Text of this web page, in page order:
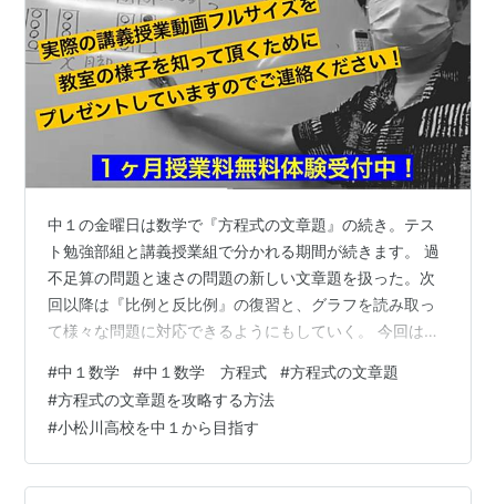
中１の金曜日は数学で『方程式の文章題』の続き。テス
ト勉強部組と講義授業組で分かれる期間が続きます。 過
不足算の問題と速さの問題の新しい文章題を扱った。次
回以降は『比例と反比例』の復習と、グラフを読み取っ
て様々な問題に対応できるようにもしていく。 今回は
テスト。方程式の文章題は本当に大変な単元。目の前の
文章題を見てどの方向に進めば良いのかが分からない子
は多いのです。教わった時には「なんとなく分かった」
状態かもしれないけど、やはり自力で式を作るのが大
変。 中１最難関単元である『方程式の文章題』では、取
#中１数学 #中１数学 方程式 #方程式の文章題
#方程式の文章題を攻略する方法
#小松川高校を中１から目指す